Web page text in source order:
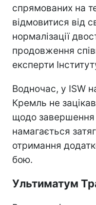
спрямованих на
відмовитися від
нормалізації
продовження
експерти
Водночас, у ISW
Кремль не
щодо завершення
намагається
отримання
бою.
Ультиматум